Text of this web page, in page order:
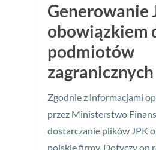
Generowanie
obowiązkiem
podmiotów
zagranicznych
Zgodnie z informacjami
przez Ministerstwo
dostarczanie plików JPK
polskie firmy. Dotyczy on